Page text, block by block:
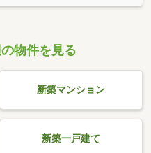
物件を見る
新築マンション
新築一戸建て